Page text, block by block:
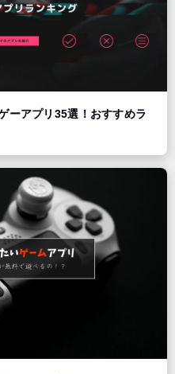
ーアプリ35選！おすすめラ